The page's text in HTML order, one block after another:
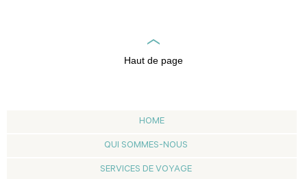
Haut de page
HOME
QUI SOMMES-NOUS
SERVICES DE VOYAGE